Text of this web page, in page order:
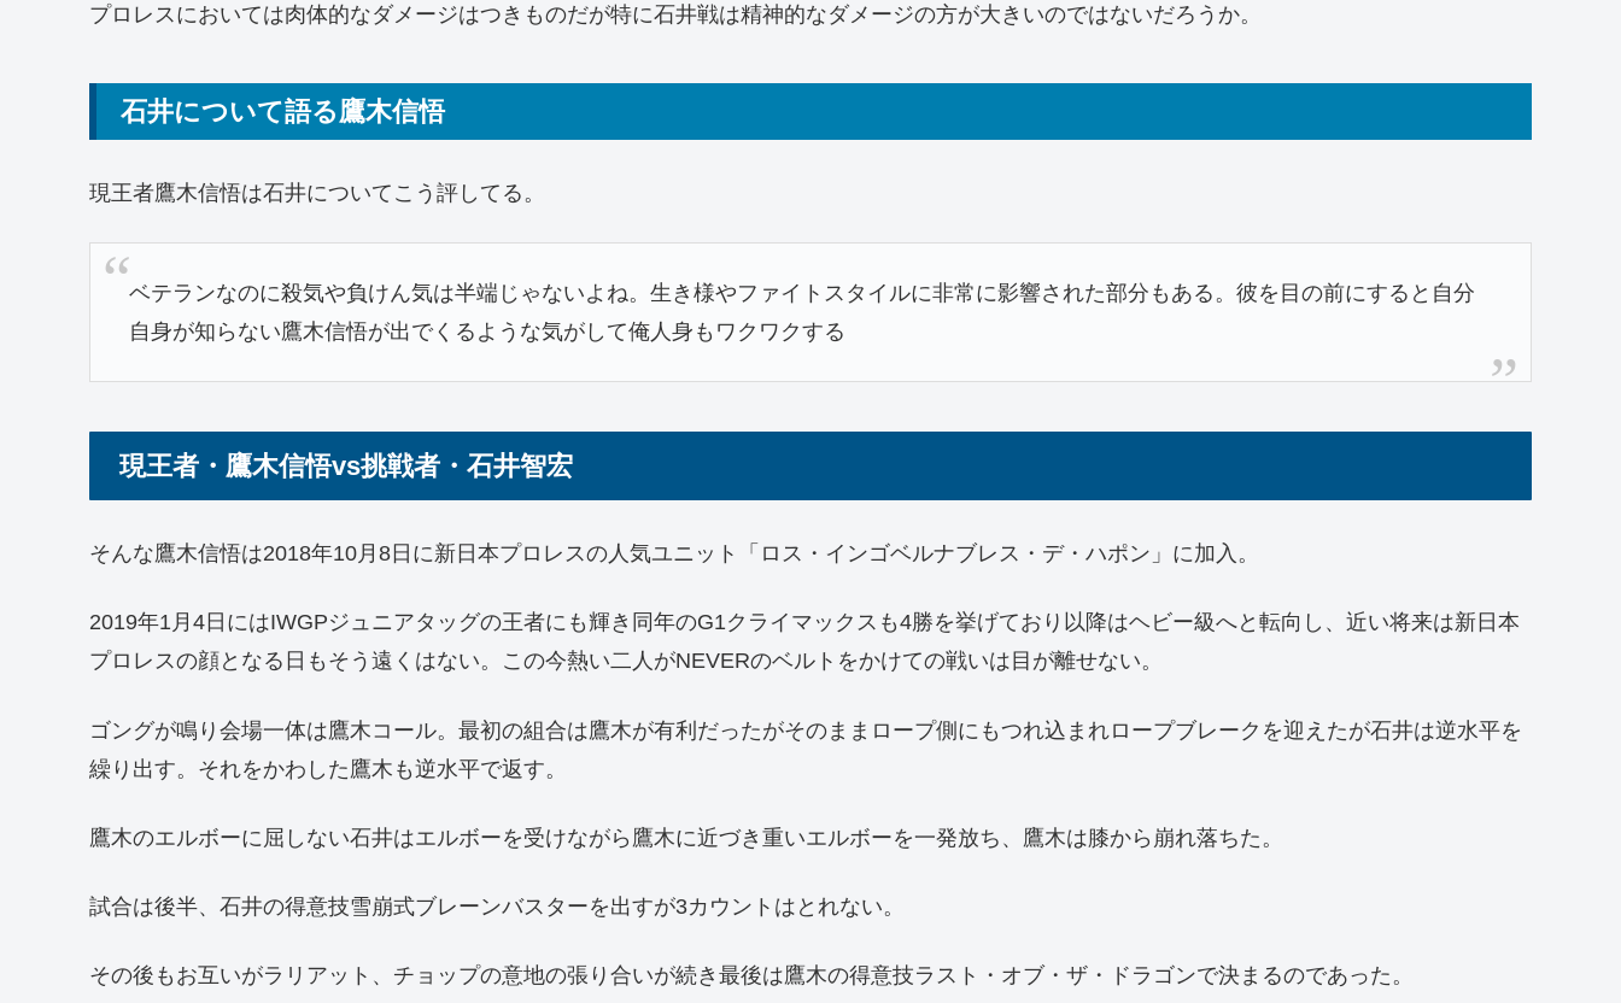
プロレスにおいては肉体的なダメージはつきものだが特に石井戦は精神的なダメージの方が大きいのではないだろうか。
石井について語る鷹木信悟
現王者鷹木信悟は石井についてこう評してる。
ベテランなのに殺気や負けん気は半端じゃないよね。生き様やファイトスタイルに非常に影響された部分もある。彼を目の前にすると自分
自身が知らない鷹木信悟が出でくるような気がして俺人身もワクワクする
現王者・鷹木信悟vs挑戦者・石井智宏
そんな鷹木信悟は2018年10月8日に新日本プロレスの人気ユニット「ロス・インゴベルナブレス・デ・ハポン」に加入。
2019年1月4日にはIWGPジュニアタッグの王者にも輝き同年のG1クライマックスも4勝を挙げており以降はヘビー級へと転向し、近い将来は新日本
プロレスの顔となる日もそう遠くはない。この今熱い二人がNEVERのベルトをかけての戦いは目が離せない。
ゴングが鳴り会場一体は鷹木コール。最初の組合は鷹木が有利だったがそのままロープ側にもつれ込まれロープブレークを迎えたが石井は逆水平を
繰り出す。それをかわした鷹木も逆水平で返す。
鷹木のエルボーに屈しない石井はエルボーを受けながら鷹木に近づき重いエルボーを一発放ち、鷹木は膝から崩れ落ちた。
試合は後半、石井の得意技雪崩式ブレーンバスターを出すが3カウントはとれない。
その後もお互いがラリアット、チョップの意地の張り合いが続き最後は鷹木の得意技ラスト・オブ・ザ・ドラゴンで決まるのであった。